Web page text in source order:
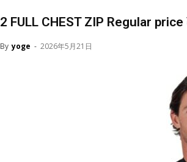
2 FULL CHEST ZIP Regular
By yoge - 2026年5月21日